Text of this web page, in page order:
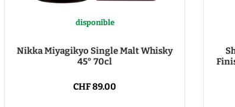
disponible
Nikka Miyagikyo Single Malt Whisky
45° 70cl
CHF 89.00